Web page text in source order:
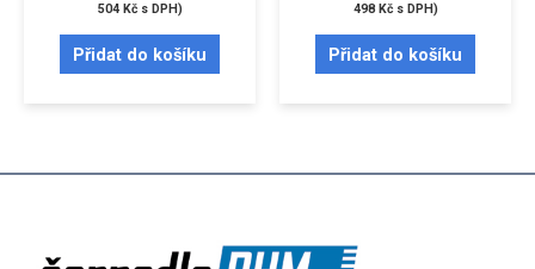
504 Kčs DPH)
Přidat do košíku
498 Kčs DPH)
Přidat do košíku